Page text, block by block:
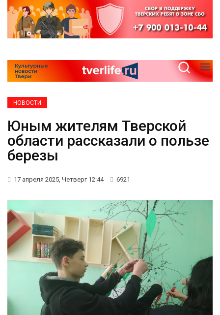
НОВОСТИ
Юным жителям Тверской
области рассказали о пользе
березы
17 апреля 2025, Четверг 12:44 6921